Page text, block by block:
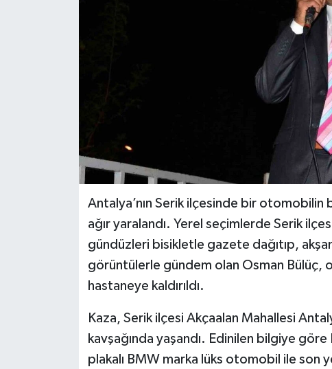
Antalya’nın Serik ilçesinde bir otomobilin
ağır yaralandı. Yerel seçimlerde Serik
gündüzleri bisikletle gazete dağıtıp,
görüntülerle gündem olan Osman Bülüç,
hastaneye kaldırıldı.
Kaza, Serik ilçesi Akçaalan Mahallesi
kavşağında yaşandı. Edinilen bilgiye
plakalı BMW marka lüks otomobil ile son